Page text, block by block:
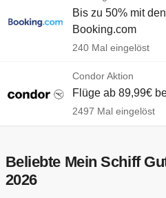
Bis zu 50% mit
Booking.com
240 Mal eingelöst
Condor Aktion
Flüge ab 89,99€
2497 Mal eingelöst
Beliebte Mein Schiff
2026